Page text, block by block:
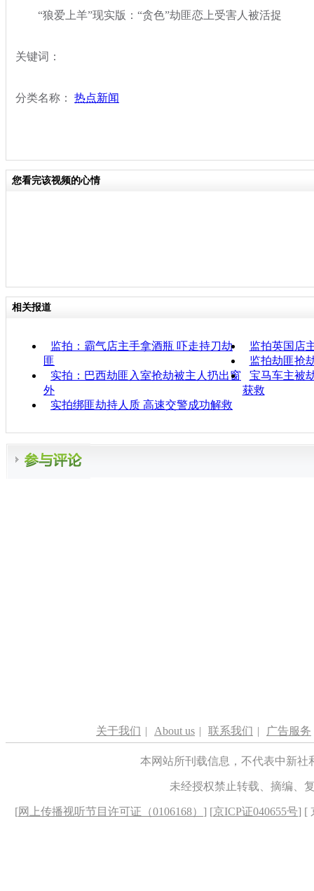
“狼爱上羊”现实版：“贪色”劫匪恋上受害人被活捉
关键词：
分类名称： 热点新闻
您看完该视频的心情
相关报道
监拍：霸气店主手拿酒瓶 吓走持刀劫
匪
监拍英国店
监拍劫匪抢
实拍：巴西劫匪入室抢劫被主人扔出窗
外
宝马车主被
获救
实拍绑匪劫持人质 高速交警成功解救
关于我们 | About us | 联系我们 | 广告服务
本网站所刊载信息，不代表中新
未经授权禁止转载、摘编、
[网上传播视听节目许可证（0106168） ] [京ICP证040655号] [